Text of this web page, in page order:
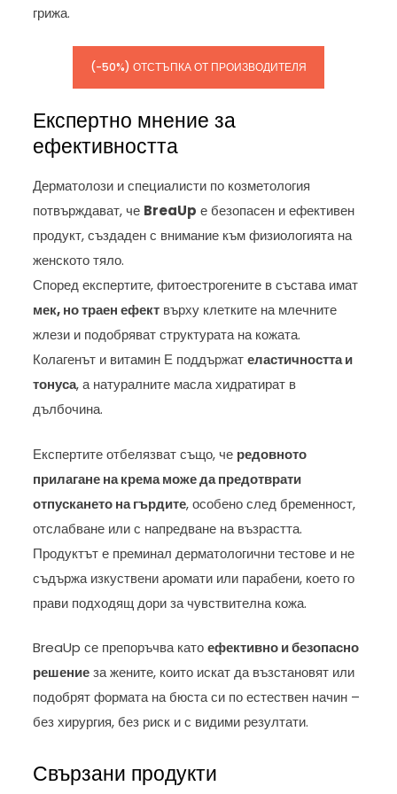
грижа.
(-50%) ОТСТЪПКА ОТ ПРОИЗВОДИТЕЛЯ
Експертно мнение за
ефективността
Дерматолози и специалисти по козметология
потвърждават, че BreaUp е безопасен и ефективен
продукт, създаден с внимание към физиологията на
женското тяло.
Според експертите, фитоестрогените в състава имат
мек, но траен ефект върху клетките на млечните
жлези и подобряват структурата на кожата.
Колагенът и витамин Е поддържателастичността и
тонуса, а натуралните масла хидратират в
дълбочина.
Експертите отбелязват също, че редовното
прилагане на крема може да предотврати
отпускането на гърдите, особено след бременност,
отслабване или с напредване на възрастта.
Продуктът е преминал дерматологични тестове и не
съдържа изкуствени аромати или парабени, което го
прави подходящ дори за чувствителна кожа.
BreaUp се препоръчва катоефективно и безопасно
решениеза жените, които искат да възстановят или
подобрят формата на бюста си по естествен начин –
без хирургия, без риск и с видими резултати.
Свързани продукти